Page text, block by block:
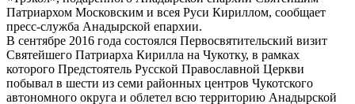
Патриархом Московским и всея Руси Кириллом, сообщает
пресс-служба Анадырской епархии.
В сентябре 2016 года состоялся Первосвятительский визит
Святейшего Патриарха Кирилла на Чукотку, в рамках
которого Предстоятель Русской Православной Церкви
побывал в шести из семи районных центров Чукотского
автономного округа и облетел всю территорию Анадырской